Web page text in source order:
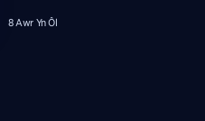
8 Awr Yn Ôl